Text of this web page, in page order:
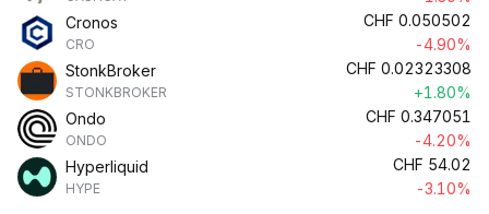
Cronos
CRO
CHF 0.050502
-4.90%
StonkBroker
STONKBROKER
CHF 0.02323308
+1.80%
Ondo
ONDO
CHF 0.347051
-4.20%
Hyperliquid
HYPE
CHF 54.02
-3.10%